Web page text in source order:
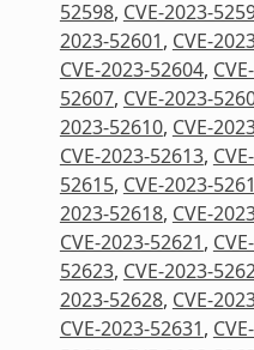
52598, CVE-2023-
2023-52601, CVE-
CVE-2023-52604,
52607, CVE-2023-
2023-52610, CVE-
CVE-2023-52613,
52615, CVE-2023-
2023-52618, CVE-
CVE-2023-52621,
52623, CVE-2023-
2023-52628, CVE-
CVE-2023-52631,